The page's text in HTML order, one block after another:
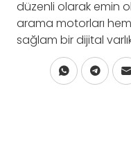
düzenli olarak emin
arama motorları
sağlam bir dijital